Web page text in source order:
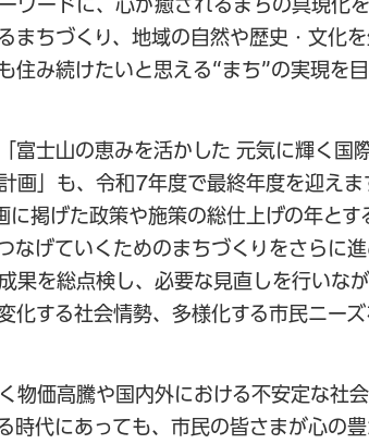
ワードに、心が癒されるまちの具現化を
まちづくり、地域の自然や歴史・文化
住み続けたいと思える“まち”の実現を
富士山の恵みを活かした 元気に輝く
」も、令和7年度で最終年度を迎えま
に掲げた政策や施策の総仕上げの年と
なげていくためのまちづくりをさらに
果を総点検し、必要な見直しを行いな
化する社会情勢、多様化する市民ニー
物価高騰や国内外における不安定な社
時代にあっても、市民の皆さまが心の